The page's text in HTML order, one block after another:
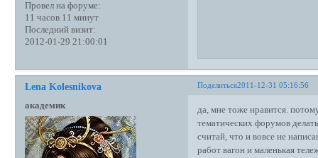
Провел на форуме:
11 часов 11 минут
Последний визит:
2012-01-29 21:00:01
Поделиться2011-12-31 05:16:56
Lena Kolesnikova
академик
да, мне тоже нравится.
тематических форумов
считай, что и вовсе не
работ вагон и маленькая